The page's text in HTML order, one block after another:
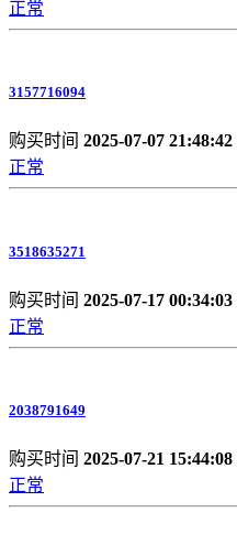
正常
3157716094
购买时间 2025-07-07 21:48:42
正常
3518635271
购买时间 2025-07-17 00:34:03
正常
2038791649
购买时间 2025-07-21 15:44:08
正常